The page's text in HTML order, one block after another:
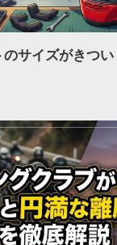
サイズがきつ